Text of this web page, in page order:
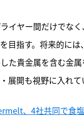
イヤー間だけでな
目指す。将来的に
た貴金属を含む金
展開も視野に入れて
、4社共同で食
ログ